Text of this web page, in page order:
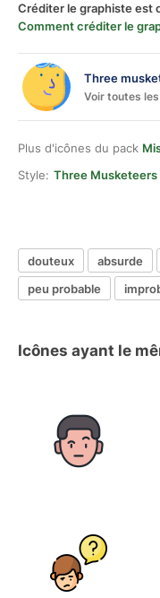
Créditer le graphiste est
Comment créditer le
Three
Voir toutes
Plus d'icônes du pack
Style: Three Musketeers
douteux absurde
peu probable
Icônes ayant le